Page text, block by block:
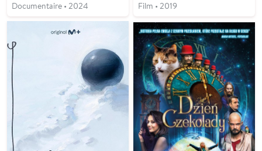
Documentaire • 2024 Film • 2019